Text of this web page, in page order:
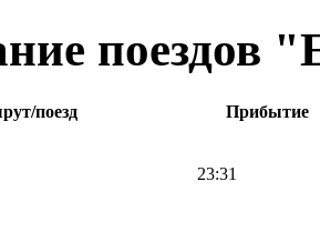
поездов
поезд Прибытие
23:31